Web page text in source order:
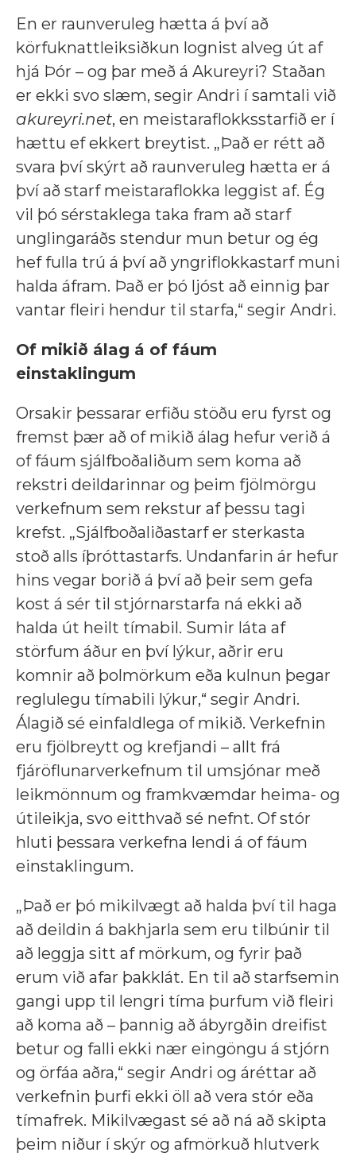
En er raunveruleg hætta á því að
körfuknattleiksiðkun lognist alveg út af
hjá Þór – og þar með á Akureyri? Staðan
er ekki svo slæm, segir Andri í samtali við
akureyri.net, en meistaraflokksstarfið er í
hættu ef ekkert breytist. „Það er rétt að
svara því skýrt að raunveruleg hætta er á
því að starf meistaraflokka leggist af. Ég
vil þó sérstaklega taka fram að starf
unglingaráðs stendur mun betur og ég
hef fulla trú á því að yngriflokkastarf muni
halda áfram. Það er þó ljóst að einnig þar
vantar fleiri hendur til starfa,“ segir Andri.
Of mikið álag á of fáum
einstaklingum
Orsakir þessarar erfiðu stöðu eru fyrst og
fremst þær að of mikið álag hefur verið á
of fáum sjálfboðaliðum sem koma að
rekstri deildarinnar og þeim fjölmörgu
verkefnum sem rekstur af þessu tagi
krefst. „Sjálfboðaliðastarf er sterkasta
stoð alls íþróttastarfs. Undanfarin ár hefur
hins vegar borið á því að þeir sem gefa
kost á sér til stjórnarstarfa ná ekki að
halda út heilt tímabil. Sumir láta af
störfum áður en því lýkur, aðrir eru
komnir að þolmörkum eða kulnun þegar
reglulegu tímabili lýkur,“ segir Andri.
Álagið sé einfaldlega of mikið. Verkefnin
eru fjölbreytt og krefjandi – allt frá
fjáröflunarverkefnum til umsjónar með
leikmönnum og framkvæmdar heima- og
útileikja, svo eitthvað sé nefnt. Of stór
hluti þessara verkefna lendi á of fáum
einstaklingum.
„Það er þó mikilvægt að halda því til haga
að deildin á bakhjarla sem eru tilbúnir til
að leggja sitt af mörkum, og fyrir það
erum við afar þakklát. En til að starfsemin
gangi upp til lengri tíma þurfum við fleiri
að koma að – þannig að ábyrgðin dreifist
betur og falli ekki nær eingöngu á stjórn
og örfáa aðra,“ segir Andri og áréttar að
verkefnin þurfi ekki öll að vera stór eða
tímafrek. Mikilvægast sé að ná að skipta
þeim niður í skýr og afmörkuð hlutverk